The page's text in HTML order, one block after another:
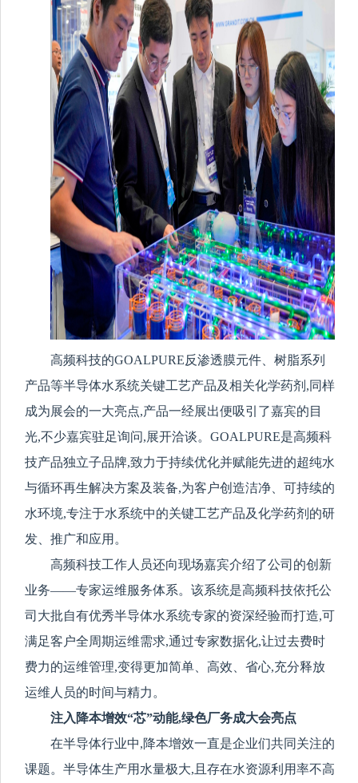
高频科技的GOALPURE反渗透膜元件、树脂系列
产品等半导体水系统关键工艺产品及相关化学药剂,同样
成为展会的一大亮点,产品一经展出便吸引了嘉宾的目
光,不少嘉宾驻足询问,展开洽谈。GOALPURE是高频科
技产品独立子品牌,致力于持续优化并赋能先进的超纯水
与循环再生解决方案及装备,为客户创造洁净、可持续的
水环境,专注于水系统中的关键工艺产品及化学药剂的研
发、推广和应用。
高频科技工作人员还向现场嘉宾介绍了公司的创新
业务——专家运维服务体系。该系统是高频科技依托公
司大批自有优秀半导体水系统专家的资深经验而打造,可
满足客户全周期运维需求,通过专家数据化,让过去费时
费力的运维管理,变得更加简单、高效、省心,充分释放
运维人员的时间与精力。
注入降本增效“芯”动能,绿色厂务成大会亮点
在半导体行业中,降本增效一直是企业们共同关注的
课题。 半导体生产用水量极大,且存在水资源利用率不高